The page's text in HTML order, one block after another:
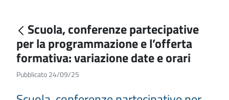
Scuola, conferenze partecipative
per la programmazione e l’offerta
formativa: variazione date e orari
Pubblicato 24/09/25